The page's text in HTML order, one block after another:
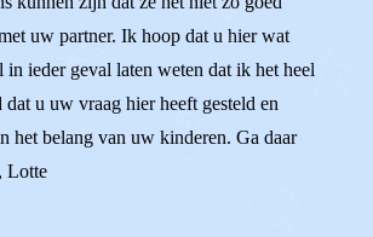
uw partner. Ik hoop dat u hier wat
ieder geval laten weten dat ik het heel
u uw vraag hier heeft gesteld en
het belang van uw kinderen. Ga daar
Lotte